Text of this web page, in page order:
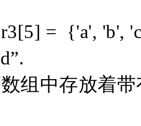
= {'a', 'b',
组中存放着